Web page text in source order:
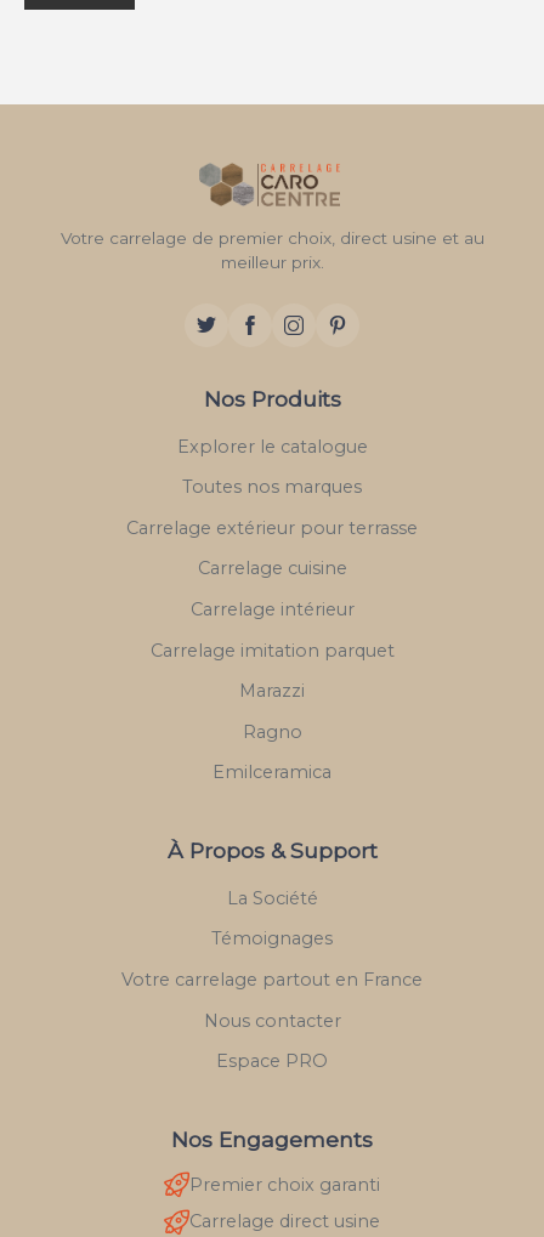
Votre carrelage de premier choix, direct usine et au
meilleur prix.
Nos Produits
Explorer le catalogue
Toutes nos marques
Carrelage extérieur pour terrasse
Carrelage cuisine
Carrelage intérieur
Carrelage imitation parquet
Marazzi
Ragno
Emilceramica
À Propos & Support
La Société
Témoignages
Votre carrelage partout en France
Nous contacter
Espace PRO
Nos Engagements
Premier choix garanti
Carrelage direct usine